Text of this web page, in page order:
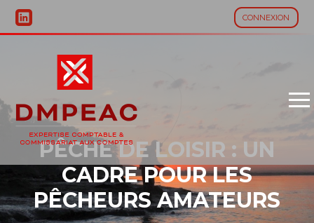
CONNEXION
Aller
au
contenu
PÊCHE DE LOISIR : UN
CADRE POUR LES
PÊCHEURS AMATEURS